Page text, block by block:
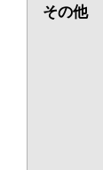
その他